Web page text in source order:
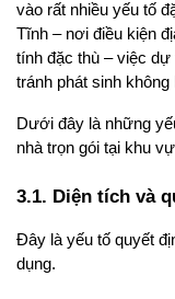
vào rất nhiều yếu tố
Tĩnh – nơi điều kiện
tính đặc thù – việc
tránh phát sinh không
Dưới đây là những
nhà trọn gói tại khu
3.1. Diện tích và
Đây là yếu tố quyết
dụng.